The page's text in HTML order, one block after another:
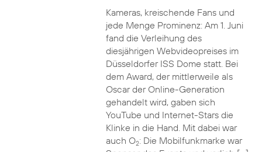
Kameras, kreischende Fans und
jede Menge Prominenz: Am 1. Juni
fand die Verleihung des
diesjährigen Webvideopreises im
Düsseldorfer ISS Dome statt. Bei
dem Award, der mittlerweile als
Oscar der Online-Generation
gehandelt wird, gaben sich
YouTube und Internet-Stars die
Klinke in die Hand. Mit dabei war
auch O2: Die Mobilfunkmarke war